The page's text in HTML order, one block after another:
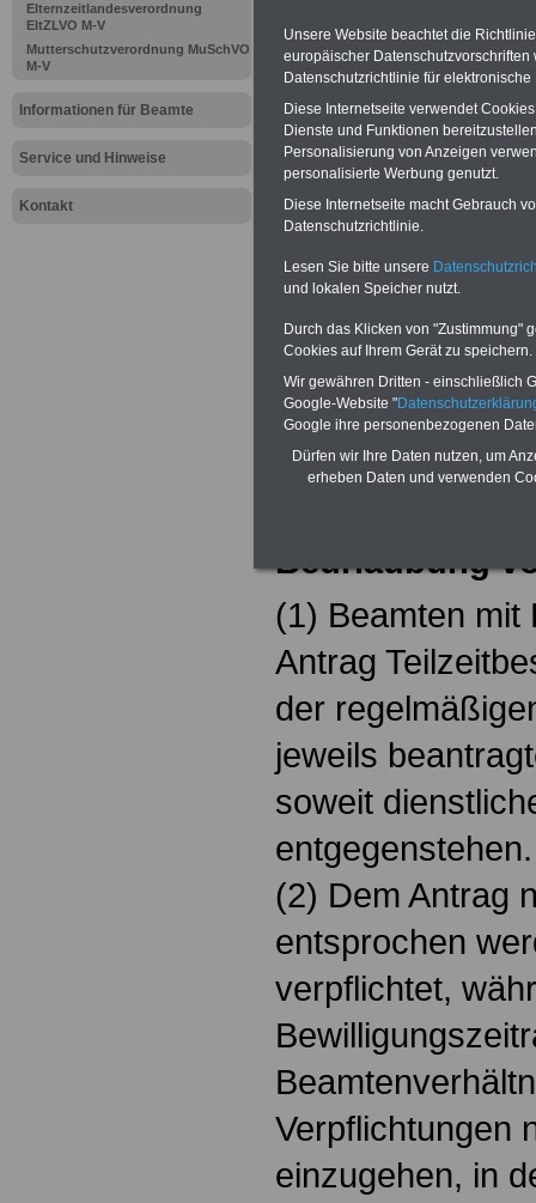
Elternzeitlandesverordnung
EltZLVO M-V
Mutterschutzverordnung MuSchVO
M-V
Informationen für Beamte
Service und Hinweise
Kontakt
und Beamte,
(Bund/Länder) sowie Beihilferecht in
Ländern. Alle drei Ratgeber sind
gegliedert und erläutern auch
Sachverhalte verständlich geregelt
geeigenet für Beschäftigte
Tarifkräfte) von Mecklenburg-
Vorpommern)..Das BEHÖRDEN-
kann hier bestellt werden
ACHTUNG Neue Broschüre zum
Teilweise fünfstellige
durch Neuordnung der
Alimentation
>>>zur
Zur Übersicht
Mecklenburg-
Beurlaubung
(1) Beamten mit
Antrag
der
jeweils
soweit
entgegenstehen.
(2) Dem Antrag
entsprochen
verpflichtet,
Verpflichtungen
einzugehen, in
Unsere Website beachtet die
europäischer
Datenschutzrichtlinie für
Diese Internetseite verwendet
Dienste und Funktionen
Personalisierung von Anzeigen
personalisierte Werbung genutzt.
Diese Internetseite macht Gebrauch
Datenschutzrichtlinie.
Lesen Sie bitte unsere
und lokalen Speicher nutzt.
Durch das Klicken von "Zustimmung"
Cookies auf Ihrem Gerät zu speichern.
Wir gewähren Dritten - einschließlich
Google-Website "
Google ihre personenbezogenen
Dürfen wir Ihre Daten nutzen, um
erheben Daten und verwenden